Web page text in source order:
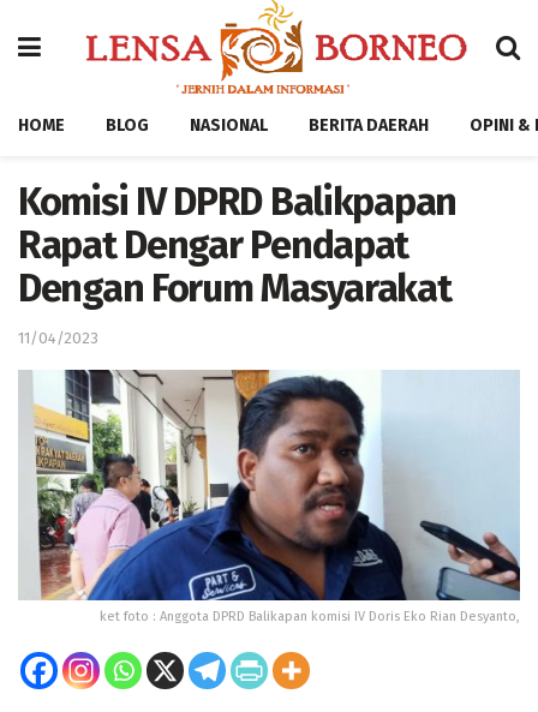
HOME BLOG NASIONAL BERITA DAERAH OPINI &
Komisi IV DPRD Balikpapan
Rapat Dengar Pendapat
Dengan Forum Masyarakat
11/04/2023
ket foto : Anggota DPRD Balikapan komisi IV Doris Eko Rian Desyanto,